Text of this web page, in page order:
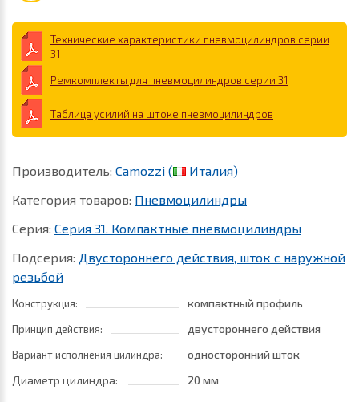
Технические характеристики пневмоцилиндров серии
31
Ремкомплекты для пневмоцилиндров серии 31
Таблица усилий на штоке пневмоцилиндров
Производитель: Camozzi (
Италия)
Категория товаров: Пневмоцилиндры
Серия: Серия 31. Компактные пневмоцилиндры
Подсерия: Двустороннего действия, шток с наружной
резьбой
Конструкция: компактный профиль
Принцип действия: двустороннего действия
Вариант исполнения цилиндра:
односторонний шток
Диаметр цилиндра:
20 мм